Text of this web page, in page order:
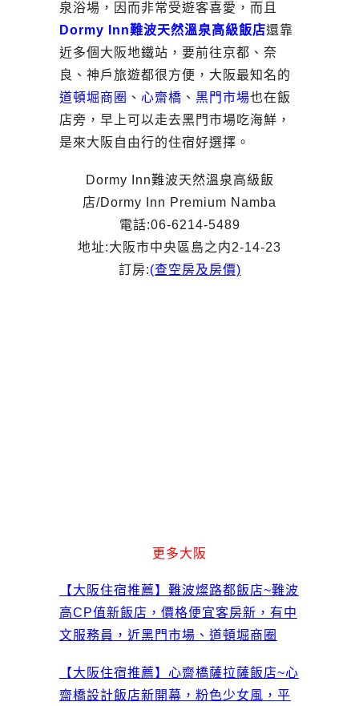
泉浴場，因而非常受遊客喜愛，而且
Dormy Inn難波天然溫泉高級飯店還靠
近多個大阪地鐵站，要前往京都、奈
良、神戶旅遊都很方便，大阪最知名的
道頓堀商圈 、 心齋橋 、 黑門市場也在飯
店旁，早上可以走去黑門市場吃海鮮，
是來大阪自由行的住宿好選擇。
Dormy Inn難波天然溫泉高級飯
店/Dormy Inn Premium Namba
電話:06-6214-5489
地址:大阪市中央區島之内2-14-23
訂房:(查空房及房價)
更多大阪
【大阪住宿推薦】難波燦路都飯店~難波
高CP值新飯店，價格便宜客房新，有中
文服務員，近黑門市場、道頓堀商圈
【大阪住宿推薦】心齋橋薩拉薩飯店~心
齋橋設計飯店新開幕，粉色少女風，平